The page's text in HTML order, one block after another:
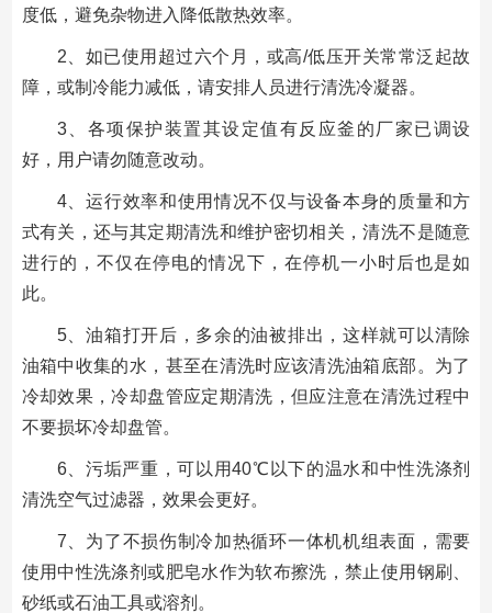
度低，避免杂物进入降低散热效率。
2、如已使用超过六个月，或高/低压开关常常泛起故
障，或制冷能力减低，请安排人员进行清洗冷凝器。
3、各项保护装置其设定值有反应釜的厂家已调设
好，用户请勿随意改动。
4、运行效率和使用情况不仅与设备本身的质量和方
式有关，还与其定期清洗和维护密切相关，清洗不是随意
进行的，不仅在停电的情况下，在停机一小时后也是如
此。
5、油箱打开后，多余的油被排出，这样就可以清除
油箱中收集的水，甚至在清洗时应该清洗油箱底部。为了
冷却效果，冷却盘管应定期清洗，但应注意在清洗过程中
不要损坏冷却盘管。
6、污垢严重，可以用40℃以下的温水和中性洗涤剂
清洗空气过滤器，效果会更好。
7、为了不损伤制冷加热循环一体机机组表面，需要
使用中性洗涤剂或肥皂水作为软布擦洗，禁止使用钢刷、
砂纸或石油工具或溶剂。